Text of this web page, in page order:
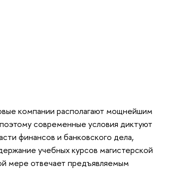
компании располагают мощнейшим
современные условия диктуют
финансов и банковского дела,
учебных курсов магистерской
мере отвечает предъявляемым